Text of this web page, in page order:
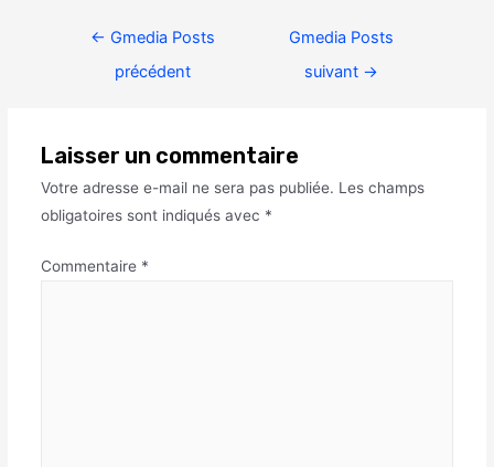
← Gmedia Posts
précédent
Gmedia Posts
suivant →
Laisser un commentaire
Votre adresse e-mail ne sera pas publiée. Les champs
obligatoires sont indiqués avec *
Commentaire *